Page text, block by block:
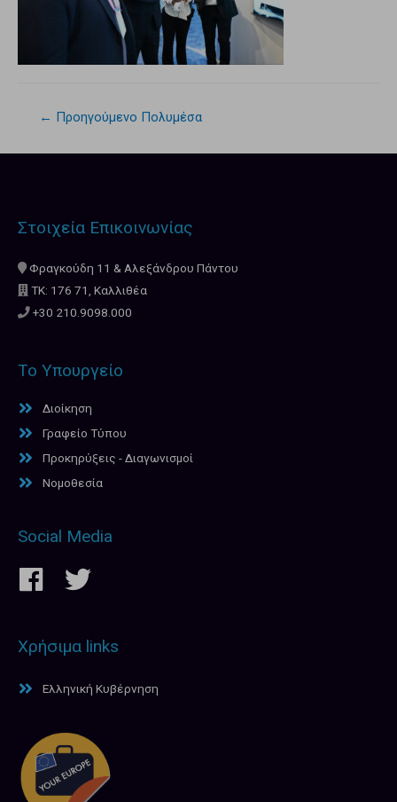
← Προηγούμενο Πολυμέσα
Στοιχεία Επικοινωνίας
Φραγκούδη 11 & Αλεξάνδρου Πάντου
ΤΚ: 176 71, Καλλιθέα
+30 210.9098.000
Το Υπουργείο
Διοίκηση
Γραφείο Τύπου
Προκηρύξεις - Διαγωνισμοί
Νομοθεσία
Social Media
Χρήσιμα links
Ελληνική Κυβέρνηση